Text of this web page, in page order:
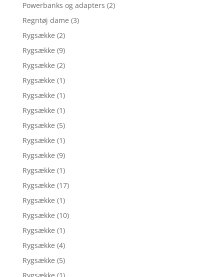
Powerbanks og adapters (2)
Regntøj dame (3)
Rygsække (2)
Rygsække (9)
Rygsække (2)
Rygsække (1)
Rygsække (1)
Rygsække (1)
Rygsække (5)
Rygsække (1)
Rygsække (9)
Rygsække (1)
Rygsække (17)
Rygsække (1)
Rygsække (10)
Rygsække (1)
Rygsække (4)
Rygsække (5)